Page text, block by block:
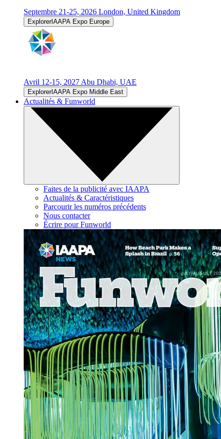
Septembre 21-25, 2026 London, United Kingdom
ExplorerIAAPA Expo Europe
Avril 12-15, 2027 Abu Dhabi, UAE
ExplorerIAAPA Expo Middle East
Actualités & Funworld
Faites de la publicité avec IAAPA
Actualités & Caractéristiques
Parcourir les numéros précédents
Nous contacter
Écrire pour Funworld